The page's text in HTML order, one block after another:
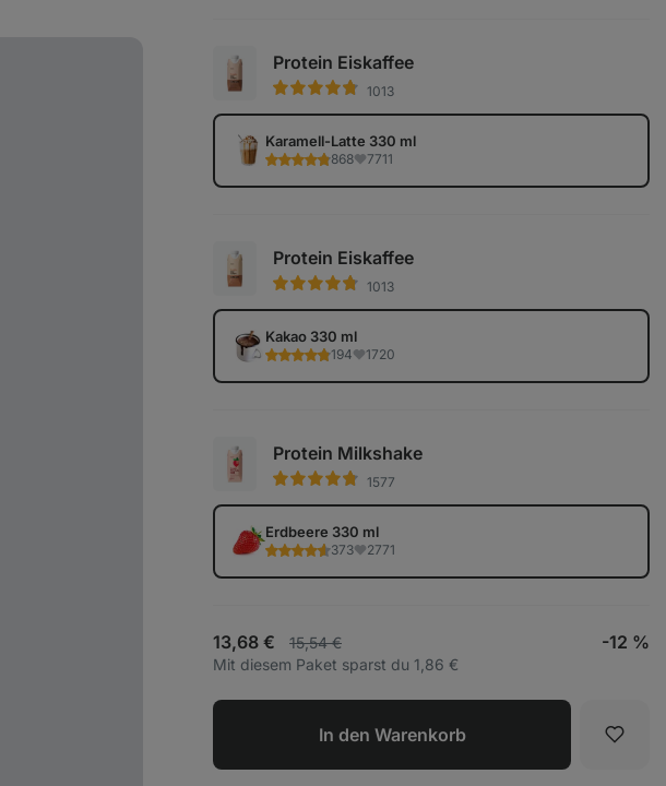
Protein Eiskaffee
1013
Karamell-Latte 330 ml
868 7711
Protein Eiskaffee
1013
Kakao 330 ml
194 1720
Protein Milkshake
1577
Erdbeere 330 ml
373 2771
13,68 € 15,54 € -12 %
Mit diesem Paket sparst du 1,86 €
In den Warenkorb